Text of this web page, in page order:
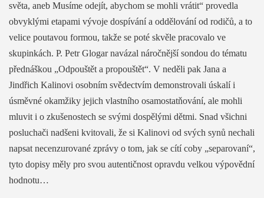
světa, aneb Musíme odejít, abychom se mohli vrátit“ provedla
obvyklými etapami vývoje dospívání a oddělování od rodičů, a to
velice poutavou formou, takže se poté skvěle pracovalo ve
skupinkách. P. Petr Glogar navázal náročnější sondou do tématu
přednáškou „Odpouštět a propouštět“. V neděli pak Jana a
Jindřich Kalinovi osobním svědectvím demonstrovali úskalí i
úsměvné okamžiky jejich vlastního osamostatňování, ale mohli
mluvit i o zkušenostech se svými dospělými dětmi. Snad všichni
posluchači nadšeni kvitovali, že si Kalinovi od svých synů nechali
napsat necenzurované zprávy o tom, jak se cítí coby „separovaní“,
tyto dopisy měly pro svou autentičnost opravdu velkou výpovědní
hodnotu…